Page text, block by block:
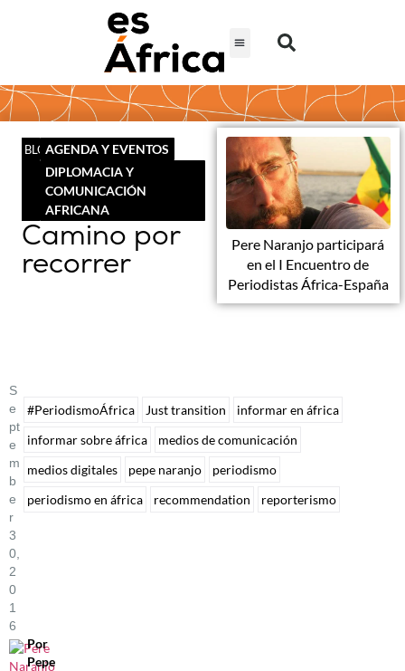
BLOGAGENDA Y EVENTOS
DIPLOMACIA Y
COMUNICACIÓN
AFRICANA
Camino por
recorrer
Pere Naranjo participará
en el I Encuentro de
Periodistas África-España
S
E
Pt
E
M
B
E
R
3
0,
2
0
1
6
Por
Pepe
#PeriodismoÁfrica Just transition
informar en áfrica
informar sobre áfrica
medios de comunicación
medios digitales
pepe naranjo
periodismo
periodismo en áfrica
recommendation reporterismo